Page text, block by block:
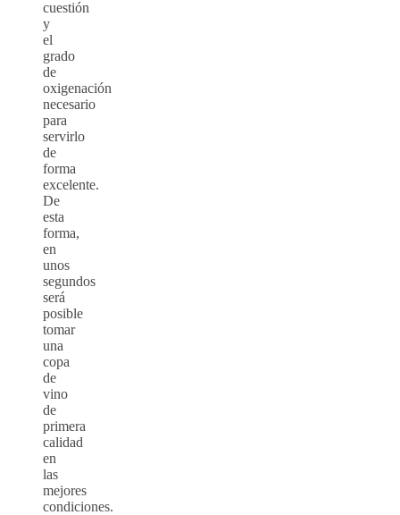
cuestión
y
el
grado
de
oxigenación
necesario
para
servirlo
de
forma
excelente.
De
esta
forma,
en
unos
segundos
será
posible
tomar
una
copa
de
vino
de
primera
calidad
en
las
mejores
condiciones.